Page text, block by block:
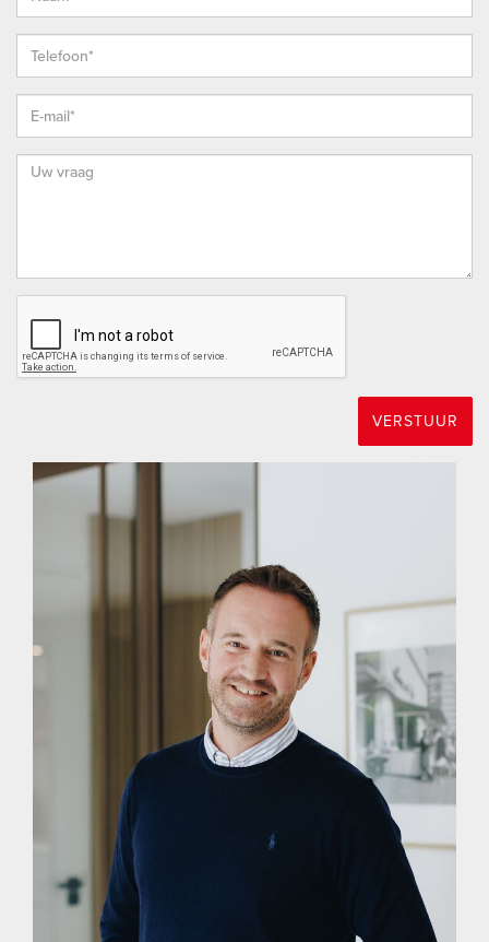
- Ondertekening van de koopovereenkomst vindt digitaal
plaats.
ENTHOUSIAST?
Maak gerust een afspraak voor een vrijblijvende bezichtiging
en bekijk onze website voor aanvullende informatie over ons
Vrieling Makelaars behartigt de belangen van de verkopende
partij. Wij adviseren je daarom bij de aankoop van een
woning een eigen NVM-aankoopmakelaar in te schakelen,
die jouw belangen behartigt.
Deze presentatie is met zorg samengesteld op basis van de
gegevens afkomstig van de verkoper, openbare bronnen en
worden uitgesloten dat de inhoud onvolledig of onjuist is. Aan
deze presentatie kunnen geen rechten worden ontleend.
Koper wordt uitdrukkelijk uitgenodigd om de verstrekte
informatie te controleren, nadere vragen te stellen en waar
nodig aanvullend onderzoek te laten verrichten, in het
bijzonder bij zaken die voor koper essentieel zijn bij de
aankoopbeslissing, zoals onder meer juridische rechten,
bouwkundige staat, bestemmingsplan- en
gebruiksmogelijkheden. Opgegeven maten en oppervlakten
zijn indicatief en gemeten conform de geldende
meetinstructie. Indien voor koper onzekerheden bestaan,
adviseren wij deze vóór het uitbrengen van een bod te
VERSTUUR